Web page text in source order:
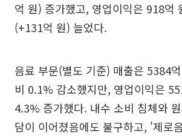
억 원) 증가했고, 영업이익은 918억
(+131억 원) 늘었다.
음료 부문(별도 기준) 매출은 5384
비 0.1% 감소했지만, 영업이익은
4.3% 증가했다. 내수 소비 침체와
담이 이어졌음에도 불구하고, '제로